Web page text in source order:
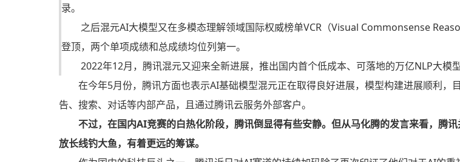
录。
之后混元AI大模型又在多模态理解领域国际权威榜单VCR（Visual Commonsense
登顶，两个单项成绩和总成绩均位列第一。
2022年12月，腾讯混元又迎来全新进展，推出国内首个低成本、可落地的万亿NLP大模型
在今年5月份，腾讯方面也表示AI基础模型混元正在取得良好进展，模型构建进展顺利，
告、搜索、对话等内部产品，且通过腾讯云服务外部客户。
不过，在国内AI竞赛的白热化阶段，腾讯倒显得有些安静。但从马化腾的发言来看，腾
放长线钓大鱼，有着更远的筹谋。